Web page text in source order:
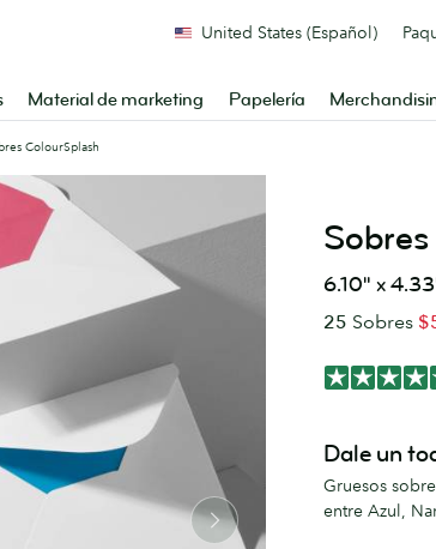
Material de marketing Papelería
United States (Español)
ColourSplash
6.10" x
25 Sobres
Dale un
Gruesos
entre Azul,